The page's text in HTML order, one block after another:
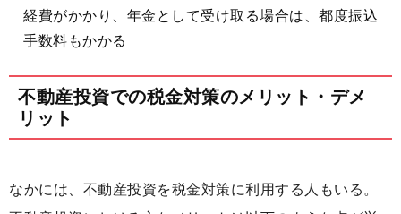
経費がかかり、年金として受け取る場合は、都度振込
手数料もかかる
不動産投資での税金対策のメリット・デメ
リット
なかには、不動産投資を税金対策に利用する人もいる。